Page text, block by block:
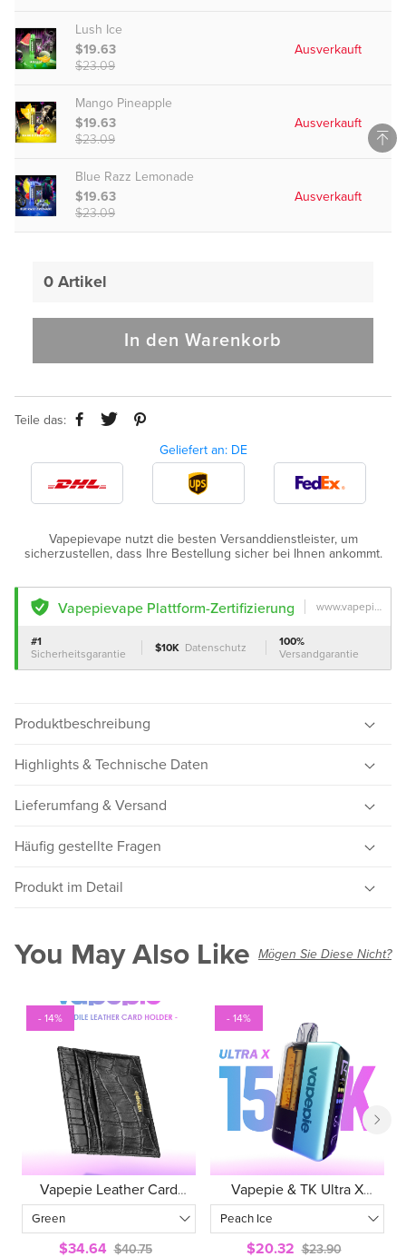
Lush Ice
$19.63
$23.09
Ausverkauft
Mango Pineapple
$19.63
$23.09
Ausverkauft
Blue Razz Lemonade
$19.63
$23.09
Ausverkauft
0 Artikel
In den Warenkorb
Teile das:
Geliefert an: DE
Vapepievape nutzt die besten Versanddienstleister, um
sicherzustellen, dass Ihre Bestellung sicher bei Ihnen ankommt.
Vapepievape Plattform-Zertifizierung www.vapepievape.com
#1
Sicherheitsgarantie
$10K Datenschutz
100%
Versandgarantie
www.vapepievape.com
Privacy Protection
Security Assurance
Shipping Guarantee Certified
Produktbeschreibung
Highlights & Technische Daten
Lieferumfang & Versand
Häufig gestellte Fragen
Produkt im Detail
You May Also Like Mögen Sie Diese Nicht?
- 14%
Vapepie Leather Card
Holder
$34.64 $40.75
- 14%
Vapepie & TK Ultra X
15.000 Züge
$20.32 $23.90